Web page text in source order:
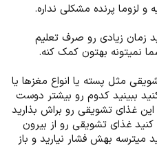
لزوما پرنده مشکلی نداره.
زمان زیادی رو صرف تعلیم
بهتون کمک کنه.
مثل پسته یا انواع مغزها یا
ببینید کدوم رو بیشتر دوست
غذای تشویقی رو براش بذارید
غذای تشویقی رو از بیرون
بهش فشار نیارید و باز